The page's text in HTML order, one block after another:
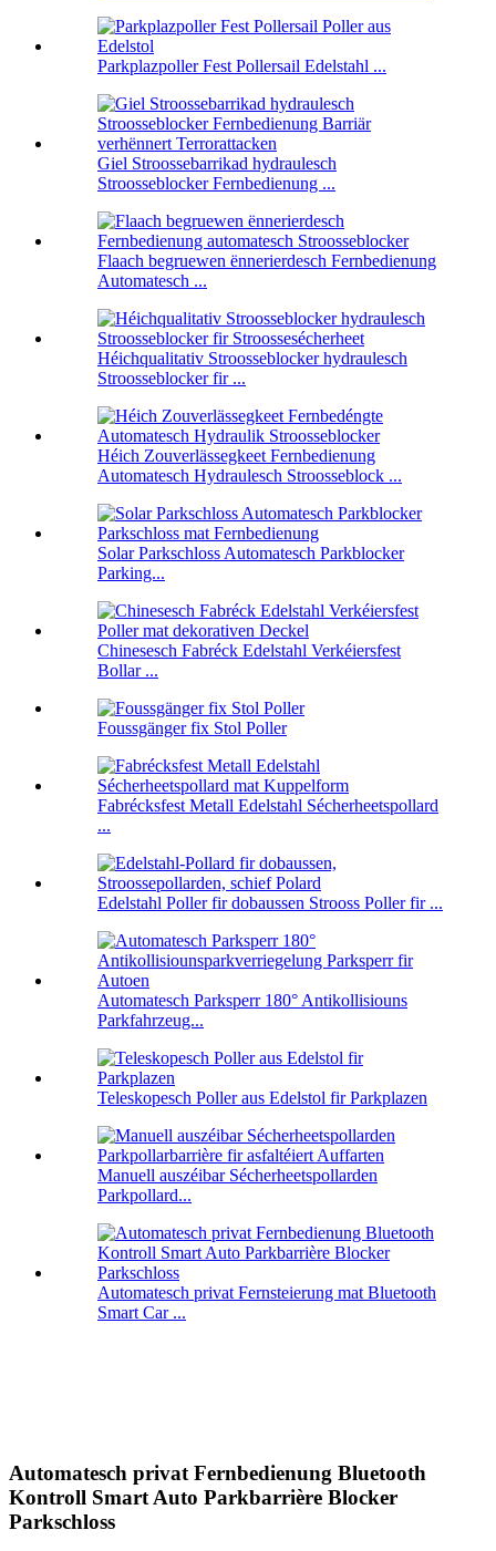
Parkplazpoller Fest Pollersail Edelstahl ...
Giel Stroossebarrikad hydraulesch
Stroosseblocker Fernbedienung ...
Flaach begruewen ënnerierdesch Fernbedienung
Automatesch ...
Héichqualitativ Stroosseblocker hydraulesch
Stroosseblocker fir ...
Héich Zouverlässegkeet Fernbedienung
Automatesch Hydraulesch Stroosseblock ...
Solar Parkschloss Automatesch Parkblocker
Parking...
Chinesesch Fabréck Edelstahl Verkéiersfest
Bollar ...
Foussgänger fix Stol Poller
Fabrécksfest Metall Edelstahl Sécherheetspollard
...
Edelstahl Poller fir dobaussen Strooss Poller fir ...
Automatesch Parksperr 180° Antikollisiouns
Parkfahrzeug...
Teleskopesch Poller aus Edelstol fir Parkplazen
Manuell auszéibar Sécherheetspollarden
Parkpollard...
Automatesch privat Fernsteierung mat Bluetooth
Smart Car ...
Automatesch privat Fernbedienung Bluetooth
Kontroll Smart Auto Parkbarrière Blocker
Parkschloss